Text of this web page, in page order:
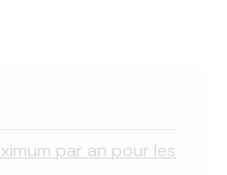
par an pour les